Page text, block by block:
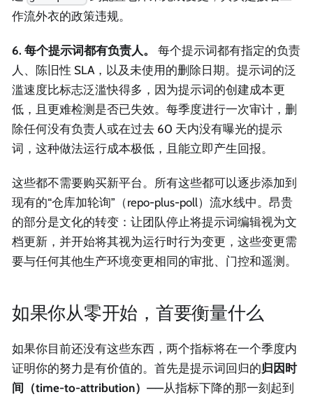
作流外衣的政策违规。
6. 每个提示词都有负责人。
每个提示词都有指定的负责
人、陈旧性 SLA，以及未使用的删除日期。提示词的泛
滥速度比标志泛滥快得多，因为提示词的创建成本更
低，且更难检测是否已失效。每季度进行一次审计，删
除任何没有负责人或在过去 60 天内没有曝光的提示
词，这种做法运行成本极低，且能立即产生回报。
这些都不需要购买新平台。所有这些都可以逐步添加到
现有的“仓库加轮询”（repo-plus-poll）流水线中。昂贵
的部分是文化的转变：让团队停止将提示词编辑视为文
档更新，并开始将其视为运行时行为变更，这些变更需
要与任何其他生产环境变更相同的审批、门控和遥测。
如果你从零开始，首要衡量什么
如果你目前还没有这些东西，两个指标将在一个季度内
证明你的努力是有价值的。首先是提示词回归的归因时
间（time-to-attribution） ——从指标下降的那一刻起到